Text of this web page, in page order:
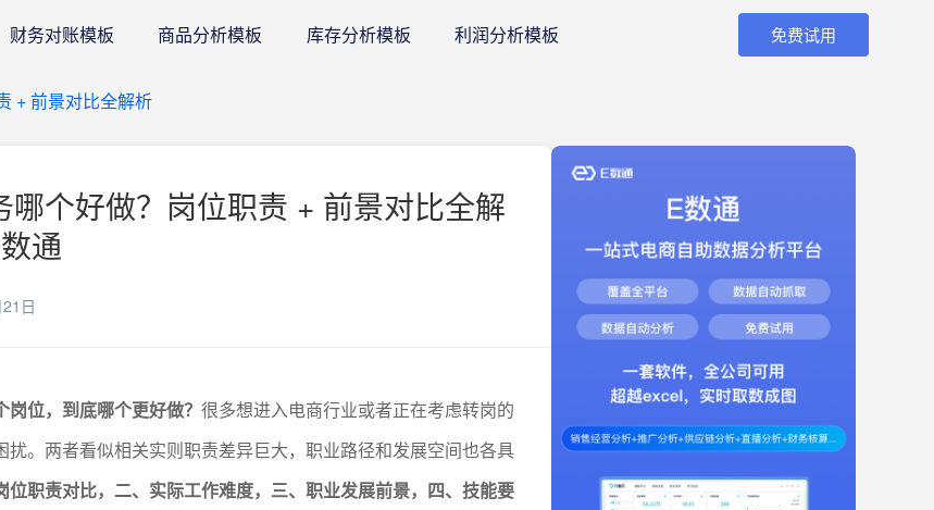
财务对账模板 商品分析模板 库存分析模板 利润分析模板 免费试用
+ 前景对比全解析
哪个好做？岗位职责 + 前景对比全解
通
日
位，到底哪个更好做？ 很多想进入电商行业或者正在考虑转岗的
扰。两者看似相关实则职责差异巨大，职业路径和发展空间也各具
位职责对比，二、实际工作难度，三、职业发展前景，四、技能要